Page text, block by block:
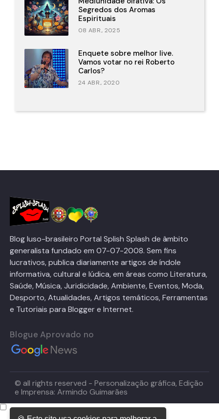
Segredos dos Aromas
Espirituais
08 ABR., 2025
Enquete sobre melhor live.
Vamos votar no rei Roberto
Carlos?
24 ABR., 2020
Blog luso-brasileiro Portal Splish Splash de âmbito
generalista fundado em 07-07-2008. Sem fins
lucrativos, publica diariamente artigos de índole
informativa, cultural e lúdica, em áreas como Literatura,
Saúde, Música, Juridicidade, Ambiente, Eventos, Moda,
Desporto, Atualidades, Artigos temáticos, Ferramentas
e Tutoriais para Blogger e Internet.
Blogue Aprovado no
© all rights reserved - Personalização gráfica, Edição
e Imprensa: Armindo Guimarães